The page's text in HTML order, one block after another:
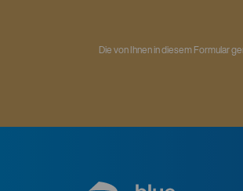
Die von Ihnen in diesem Formular